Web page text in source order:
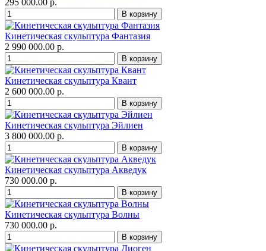
295 000.00 р.
Кинетическая скульптура Фантазия
2 990 000.00 р.
Кинетическая скульптура Квант
2 600 000.00 р.
Кинетическая скульптура Эйлиен
3 800 000.00 р.
Кинетическая скульптура Акведук
730 000.00 р.
Кинетическая скульптура Волны
730 000.00 р.